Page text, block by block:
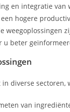
en integratie van
hogere
weegoplossingen
beter
diverse sectoren,
van